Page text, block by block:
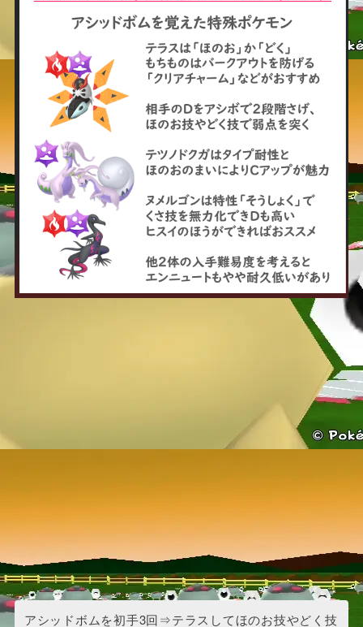
アシッドボムを初手3回⇒テラスしてほのお技やどく技